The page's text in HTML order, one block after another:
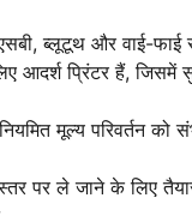
ब्लूटूथ और वाई-
प्रिंटर हैं, जिसमें
मूल्य परिवर्तन को
पर ले जाने के लिए